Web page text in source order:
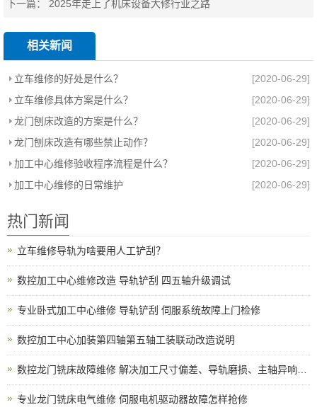
下一篇： 2025年走上了机床设备大修行业之路
相关新闻
立车维修的好处是什么？
[2020-06-29]
立车维修具体方案是什么？
[2020-06-29]
龙门刨床改造的方案是什么？
[2020-06-29]
龙门刨床改造有哪些禁止动作？
[2020-06-29]
加工中心维修验收程序流程是什么？
[2020-06-29]
加工中心维修的日常维护
[2020-06-29]
热门新闻
立车维修导轨为啥要用人工铲刮？
数控加工中心维修改造 导轨铲刮 四五轴升级调试
专业卧式加工中心维修 导轨铲刮 伺服系统故障上门检修
数控加工中心加装第四轴第五轴工装联动改造说明
专业龙门铣床电气维修 伺服电机驱动器故障怎样抢修